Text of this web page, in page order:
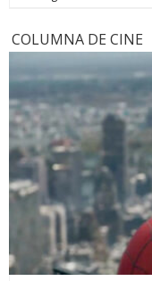
COLUMNA DE CINE